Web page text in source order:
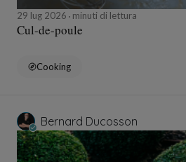
29 lug 2026 minuti di lettura
Cul-de-poule
Cooking
Bernard Ducosson